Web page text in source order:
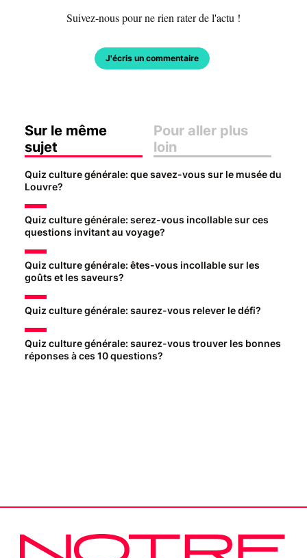
Suivez-nous pour ne rien rater de l'actu !
J'écris un commentaire
Sur le même
sujet
Pour aller plus
loin
Quiz culture générale: que savez-vous sur le musée du
Louvre?
Quiz culture générale: serez-vous incollable sur ces
questions invitant au voyage?
Quiz culture générale: êtes-vous incollable sur les
goûts et les saveurs?
Quiz culture générale: saurez-vous relever le défi?
Quiz culture générale: saurez-vous trouver les bonnes
réponses à ces 10 questions?